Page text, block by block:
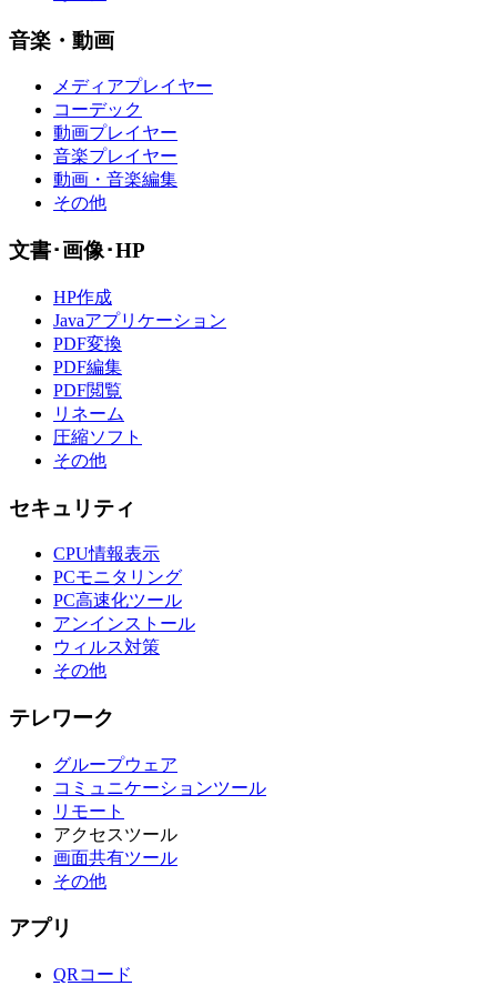
音楽・動画
メディアプレイヤー
コーデック
動画プレイヤー
音楽プレイヤー
動画・音楽編集
その他
文書･画像･HP
HP作成
Javaアプリケーション
PDF変換
PDF編集
PDF閲覧
リネーム
圧縮ソフト
その他
セキュリティ
CPU情報表示
PCモニタリング
PC高速化ツール
アンインストール
ウィルス対策
その他
テレワーク
グループウェア
コミュニケーションツール
リモート
アクセスツール
画面共有ツール
その他
アプリ
QRコード